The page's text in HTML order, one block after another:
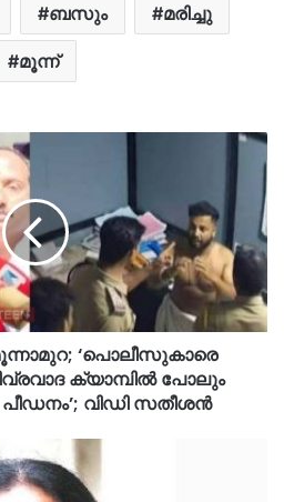
ബസും മരിച്ചു
മൂന്ന്
‘പൊലീസുകാരെ
ക്യാമ്പിൽ പോലും
വിഡി സതീശൻ